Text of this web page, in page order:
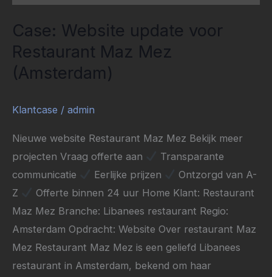
Case: Website update voor
Restaurant Maz Mez
(Amsterdam)
Klantcase / admin
Nieuwe website Restaurant Maz Mez Bekijk meer
projecten Vraag offerte aan
Transparante
communicatie
Eerlijke prijzen
Ontzorgd van A-
Z
Offerte binnen 24 uur Home Klant: Restaurant
Maz Mez Branche: Libanees restaurant Regio:
Amsterdam Opdracht: Website Over restaurant Maz
Mez Restaurant Maz Mez is een geliefd Libanees
restaurant in Amsterdam, bekend om haar